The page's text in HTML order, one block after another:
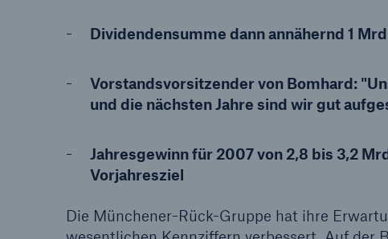
Dividendensumme dann annähernd 1
Vorstandsvorsitzender von Bomhard:
und die nächsten Jahre sind wir gut
Jahresgewinn für 2007 von 2,8 bis 3,2
Vorjahresziel
Die Münchener-Rück-Gruppe hat ihre
Sachdeckung durch einen
leistungsfähigen
Fakten